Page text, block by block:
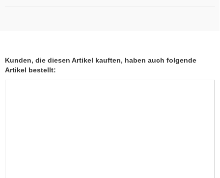
Kunden, die diesen Artikel kauften, haben auch folgende
Artikel bestellt: